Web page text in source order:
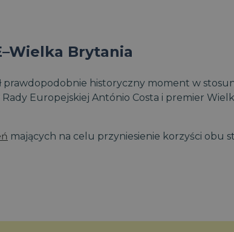
Brytania
prawdopodobnie historyczny moment w
Europejskiej António Costa i premier
mających na celu przyniesienie korzyści obu